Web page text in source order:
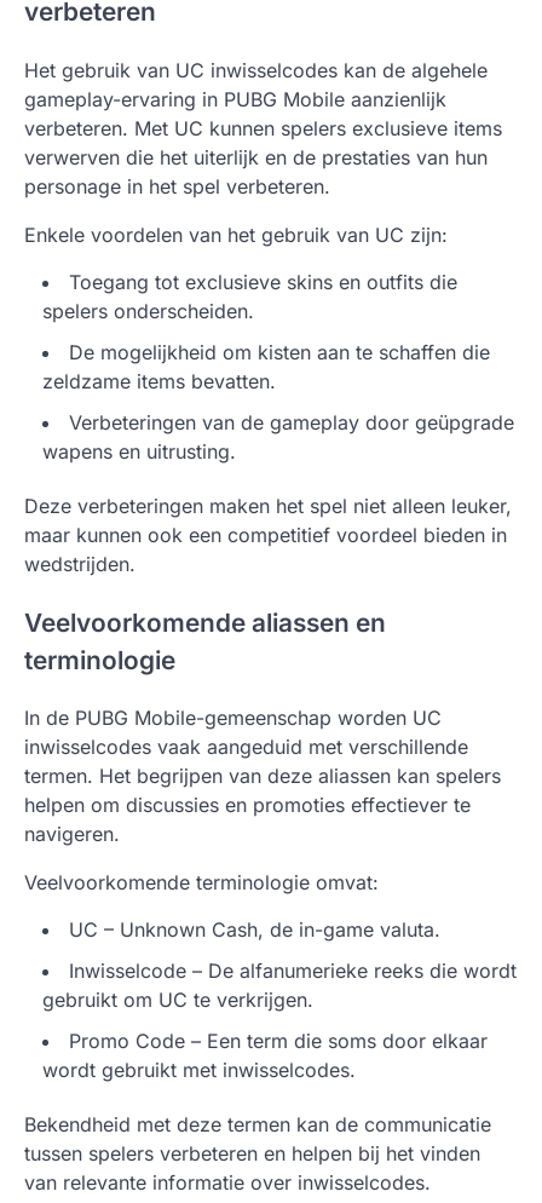
verbeteren
Het gebruik van UC inwisselcodes kan de algehele
gameplay-ervaring in PUBG Mobile aanzienlijk
verbeteren. Met UC kunnen spelers exclusieve items
verwerven die het uiterlijk en de prestaties van hun
personage in het spel verbeteren.
Enkele voordelen van het gebruik van UC zijn:
Toegang tot exclusieve skins en outfits die
spelers onderscheiden.
De mogelijkheid om kisten aan te schaffen die
zeldzame items bevatten.
Verbeteringen van de gameplay door geüpgrade
wapens en uitrusting.
Deze verbeteringen maken het spel niet alleen leuker,
maar kunnen ook een competitief voordeel bieden in
wedstrijden.
Veelvoorkomende aliassen en
terminologie
In de PUBG Mobile-gemeenschap worden UC
inwisselcodes vaak aangeduid met verschillende
termen. Het begrijpen van deze aliassen kan spelers
helpen om discussies en promoties effectiever te
navigeren.
Veelvoorkomende terminologie omvat:
UC – Unknown Cash, de in-game valuta.
Inwisselcode – De alfanumerieke reeks die wordt
gebruikt om UC te verkrijgen.
Promo Code – Een term die soms door elkaar
wordt gebruikt met inwisselcodes.
Bekendheid met deze termen kan de communicatie
tussen spelers verbeteren en helpen bij het vinden
van relevante informatie over inwisselcodes.